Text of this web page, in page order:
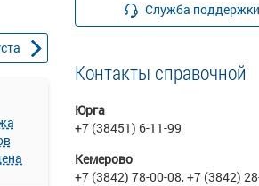
Служба поддержки
Контакты справочной
Юрга
+7 (38451) 6-11-99
Кемерово
+7 (3842) 78-00-08, +7 (3842)